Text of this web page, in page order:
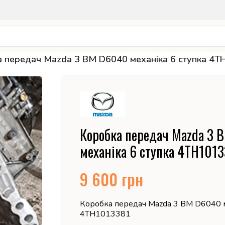
передач Mazda 3 BM D6040 механіка 6 ступка
Коробка передач Mazda 3
механіка 6 ступка
9 600 грн
Коробка передач Mazda 3 BM D6040
4TH1013381